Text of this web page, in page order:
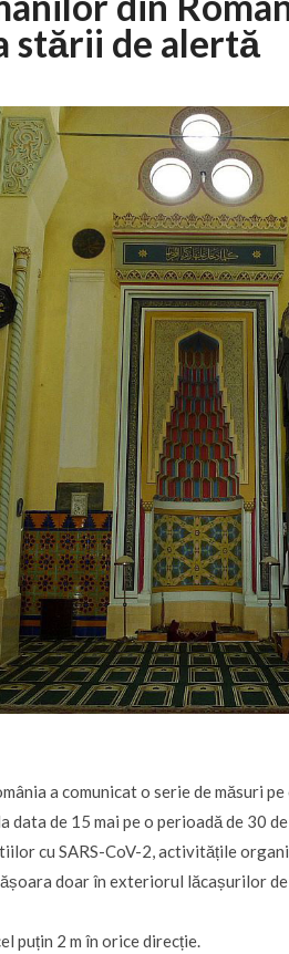
15/07/2026
care...
04/08/2026
pri... 04/08/2026
stării de alertă
a comunicat o serie de măsuri
de 15 mai pe o perioadă de 30 de
cu SARS-CoV-2, activitățile
doar în exteriorul lăcașurilor
puțin 2 m în orice direcție.